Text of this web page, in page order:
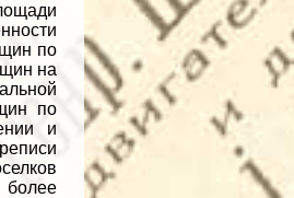
по
на
по
и
более